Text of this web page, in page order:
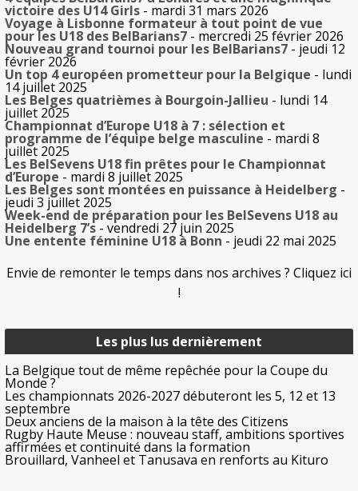
Les plus lus dernièrement
La Belgique tout de même repêchée pour la Coupe du
Monde ?
Les championnats 2026-2027 débuteront les 5, 12 et 13
septembre
Deux anciens de la maison à la tête des Citizens
Rugby Haute Meuse : nouveau staff, ambitions sportives
affirmées et continuité dans la formation
Brouillard, Vanheel et Tanusava en renforts au Kituro
victoire des U14 Girls - mardi 31 mars 2026
Voyage à Lisbonne formateur à tout point de vue
pour les U18 des BelBarians7 - mercredi 25 février 2026
Nouveau grand tournoi pour les BelBarians7 - jeudi 12
février 2026
Un top 4 européen prometteur pour la Belgique - lundi
14 juillet 2025
Les Belges quatrièmes à Bourgoin-Jallieu - lundi 14
juillet 2025
Championnat d’Europe U18 à 7 : sélection et
programme de l’équipe belge masculine - mardi 8
juillet 2025
Les BelSevens U18 fin prêtes pour le Championnat
d’Europe - mardi 8 juillet 2025
Les Belges sont montées en puissance à Heidelberg -
jeudi 3 juillet 2025
Week-end de préparation pour les BelSevens U18 au
Heidelberg 7’s - vendredi 27 juin 2025
Une entente féminine U18 à Bonn - jeudi 22 mai 2025
Envie de remonter le temps dans nos archives ? Cliquez ici
!